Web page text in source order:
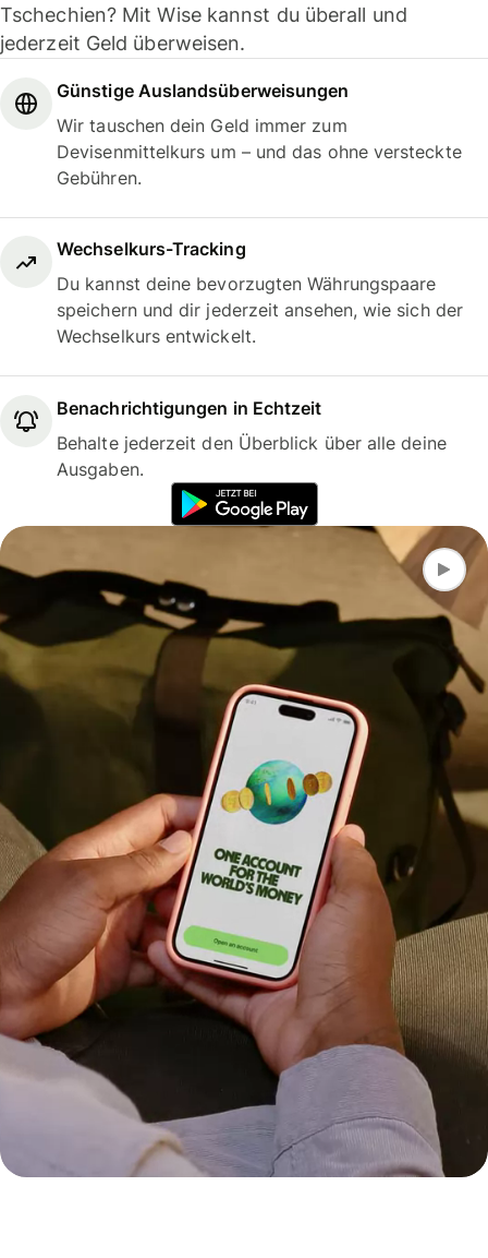
Tschechien? Mit Wise kannst du überall und
jederzeit Geld überweisen.
Günstige Auslandsüberweisungen
Wir tauschen dein Geld immer zum
Devisenmittelkurs um – und das ohne versteckte
Gebühren.
Wechselkurs-Tracking
Du kannst deine bevorzugten Währungspaare
speichern und dir jederzeit ansehen, wie sich der
Wechselkurs entwickelt.
Benachrichtigungen in Echtzeit
Behalte jederzeit den Überblick über alle deine
Ausgaben.